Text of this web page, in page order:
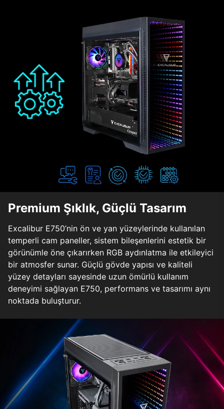
Premium Şıklık, Güçlü Tasarım
Excalibur E750’nin ön ve yan yüzeylerinde kullanılan
temperli cam paneller, sistem bileşenlerini estetik bir
görünümle öne çıkarırken RGB aydınlatma ile etkileyici
bir atmosfer sunar. Güçlü gövde yapısı ve kaliteli
yüzey detayları sayesinde uzun ömürlü kullanım
deneyimi sağlayan E750, performans ve tasarımı aynı
noktada buluşturur.